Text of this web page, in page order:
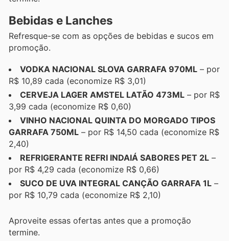
Bebidas e Lanches
Refresque-se com as opções de bebidas e sucos em
promoção.
VODKA NACIONAL SLOVA GARRAFA 970ML – por
R$ 10,89 cada (economize R$ 3,01)
CERVEJA LAGER AMSTEL LATÃO 473ML – por R$
3,99 cada (economize R$ 0,60)
VINHO NACIONAL QUINTA DO MORGADO TIPOS
GARRAFA 750ML – por R$ 14,50 cada (economize R$
2,40)
REFRIGERANTE REFRI INDAIÁ SABORES PET 2L –
por R$ 4,29 cada (economize R$ 0,66)
SUCO DE UVA INTEGRAL CANÇÃO GARRAFA 1L –
por R$ 10,79 cada (economize R$ 2,10)
Aproveite essas ofertas antes que a promoção
termine.